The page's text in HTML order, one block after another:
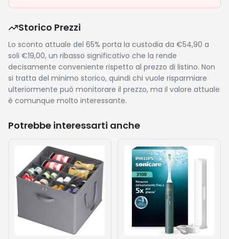
Storico Prezzi
Lo sconto attuale del 65% porta la custodia da €54,90 a
soli €19,00, un ribasso significativo che la rende
decisamente conveniente rispetto al prezzo di listino. Non
si tratta del minimo storico, quindi chi vuole risparmiare
ulteriormente può monitorare il prezzo, ma il valore attuale
è comunque molto interessante.
Potrebbe interessarti anche